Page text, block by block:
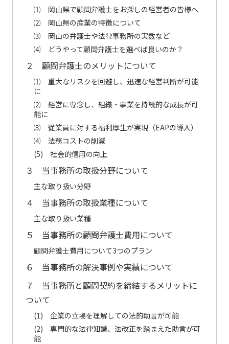
⑴ 岡山県で顧問弁護士をお探しの経営者の皆様へ
⑵ 岡山県の産業の特徴について
⑶ 岡山の弁護士や法律事務所の実数など
⑷ どうやって顧問弁護士を選べば良いのか？
２ 顧問弁護士のメリットについて
⑴ 重大なリスクを回避し、迅速な経営判断が可能
に
⑵ 経営に専念し、組織・事業を持続的な成長が可
能に
⑶ 従業員に対する福利厚生が実現（EAPの導入）
⑷ 法務コストの削減
(5) 社会的信用の向上
３ 当事務所の取扱分野について
主な取り扱い分野
４ 当事務所の取扱業種について
主な取り扱い業種
５ 当事務所の顧問弁護士費用について
顧問弁護士費用について3つのプラン
６ 当事務所の解決事例や実績について
７ 当事務所と顧問契約を締結するメリットに
ついて
(1) 企業の立場を理解しての法的助言が可能
(2) 専門的な法律知識、法改正を踏まえた助言が可
能